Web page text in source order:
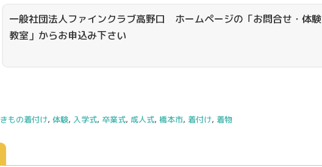
一般社団法人ファインクラブ高野口 ホームページの「お問合せ・体験
教室」からお申込み下さい
きもの着付け, 体験, 入学式, 卒業式, 成人式, 橋本市, 着付け, 着物